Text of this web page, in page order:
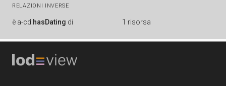
RELAZIONI INVERSE
è a-cd:hasDating di 1 risorsa